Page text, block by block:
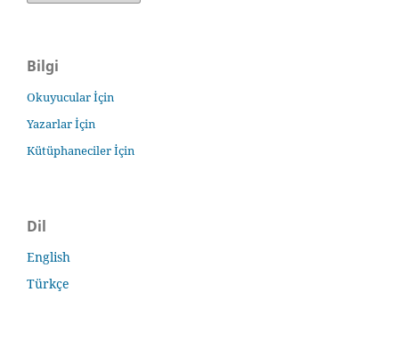
Bilgi
Okuyucular İçin
Yazarlar İçin
Kütüphaneciler İçin
Dil
English
Türkçe